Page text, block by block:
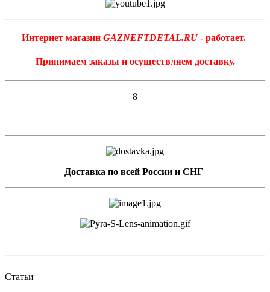
Интернет магазин GAZNEFTDETAL.RU- работает.
Принимаем заказы и осуществляем доставку.
8
Доставка по всей России и СНГ
Статьи